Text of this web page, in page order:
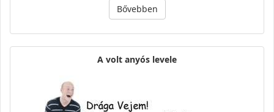
Bővebben
A volt anyós levele